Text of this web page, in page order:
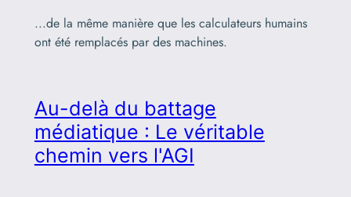
...de la même manière que les calculateurs humains
ont été remplacés par des machines.
Au-delà du battage
médiatique : Le véritable
chemin vers l'AGI